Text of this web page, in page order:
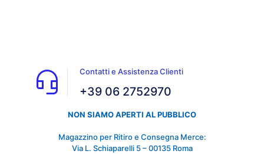
Contatti e Assistenza Clienti
+39 06 2752970
NON SIAMO APERTI AL PUBBLICO
Magazzino per Ritiro e Consegna Merce:
Via L. Schiaparelli 5 – 00135 Roma